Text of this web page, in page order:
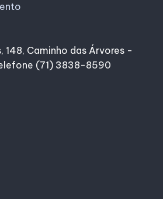
148, Caminho das Árvores -
(71) 3838-8590